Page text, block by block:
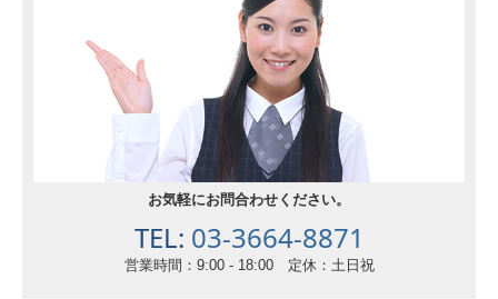
お気軽にお問合わせください。
TEL: 03-3664-8871
営業時間：9:00 - 18:00 定休： 土日祝